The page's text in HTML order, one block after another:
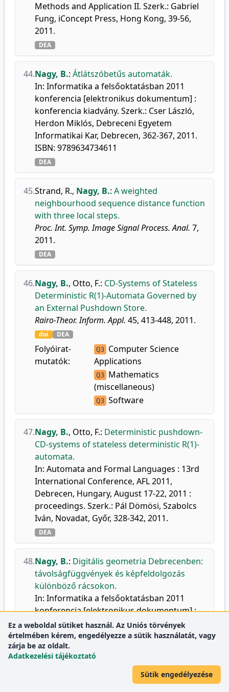
Methods and Application II. Szerk.: Gabriel
Fung, iConcept Press, Hong Kong, 39-56,
2011.
DEA
44.Nagy, B.: Átlátszóbetűs automaták.
In: Informatika a felsőoktatásban 2011
konferencia [elektronikus dokumentum] :
konferencia kiadvány. Szerk.: Cser László,
Herdon Miklós, Debreceni Egyetem
Informatikai Kar, Debrecen, 362-367, 2011.
ISBN: 9789634734611
DEA
45.Strand, R., Nagy, B.: A weighted
neighbourhood sequence distance function
with three local steps.
Proc. Int. Symp. Image Signal Process. Anal. 7,
2011.
DEA
46.Nagy, B., Otto, F.: CD-Systems of Stateless
Deterministic R(1)-Automata Governed by
an External Pushdown Store.
Rairo-Theor. Inform. Appl. 45, 413-448, 2011.
doi DEA
Folyóirat-
mutatók:
Q3 Computer Science
Applications
Q3 Mathematics
(miscellaneous)
Q3 Software
47.Nagy, B., Otto, F.: Deterministic pushdown-
CD-systems of stateless deterministic R(1)-
automata.
In: Automata and Formal Languages : 13rd
International Conference, AFL 2011,
Debrecen, Hungary, August 17-22, 2011 :
proceedings. Szerk.: Pál Dömösi, Szabolcs
Iván, Novadat, Győr, 328-342, 2011.
DEA
48.Nagy, B.: Digitális geometria Debrecenben:
távolságfüggvények és képfeldolgozás
különböző rácsokon.
In: Informatika a felsőoktatásban 2011
konferencia [elektronikus dokumentum] :
konferencia kiadvány. Szerk.: Cser László,
Herdon Miklós, Debreceni Egyetem
Informatikai Kar, Debrecen, 428-434, 2011.
ISBN: 9789634734611
Ez a weboldal sütiket használ. Az Uniós törvények
értelmében kérem, engedélyezze a sütik használatát, vagy
zárja be az oldalt.
Adatkezelési tájékoztató
Sütik engedélyezése